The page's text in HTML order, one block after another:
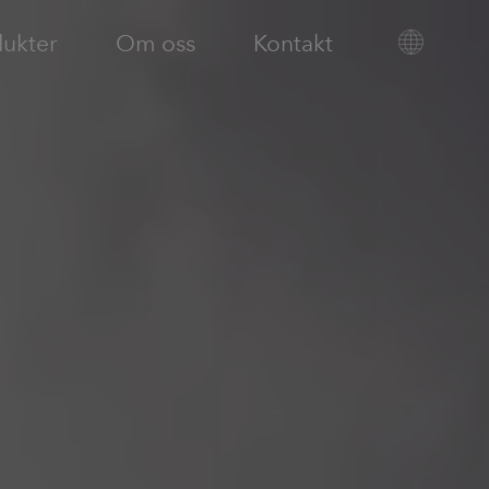
Om oss Kontakt